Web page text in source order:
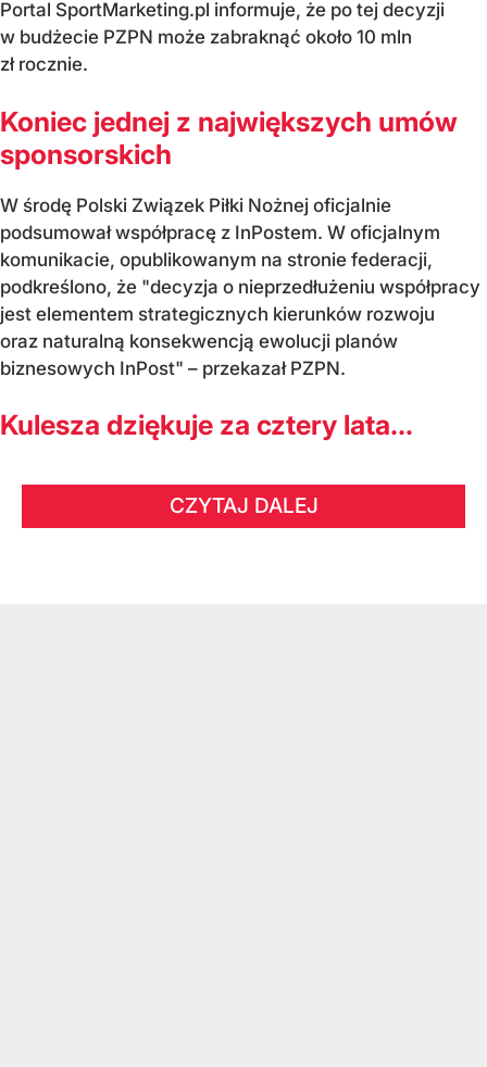
Portal SportMarketing.pl informuje, że po tej decyzji
w budżecie PZPN może zabraknąć około 10 mln
zł rocznie.
Koniec jednej z największych umów
sponsorskich
W środę Polski Związek Piłki Nożnej oficjalnie
podsumował współpracę z InPostem. W oficjalnym
komunikacie, opublikowanym na stronie federacji,
podkreślono, że "decyzja o nieprzedłużeniu współpracy
jest elementem strategicznych kierunków rozwoju
oraz naturalną konsekwencją ewolucji planów
biznesowych InPost" – przekazał PZPN.
Kulesza dziękuje za cztery lata...
CZYTAJ DALEJ